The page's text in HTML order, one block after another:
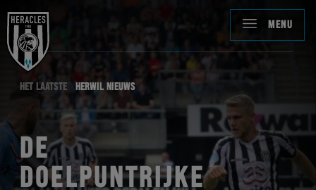
MENU
HET LAATSTE HERWIL NIEUWS
DE
DOELPUNTRIJKE